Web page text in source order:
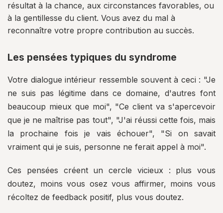
résultat à la chance, aux circonstances favorables, ou
à la gentillesse du client. Vous avez du mal à
reconnaître votre propre contribution au succès.
Les pensées typiques du syndrome
Votre dialogue intérieur ressemble souvent à ceci : "Je
ne suis pas légitime dans ce domaine, d'autres font
beaucoup mieux que moi", "Ce client va s'apercevoir
que je ne maîtrise pas tout", "J'ai réussi cette fois, mais
la prochaine fois je vais échouer", "Si on savait
vraiment qui je suis, personne ne ferait appel à moi".
Ces pensées créent un cercle vicieux : plus vous
doutez, moins vous osez vous affirmer, moins vous
récoltez de feedback positif, plus vous doutez.